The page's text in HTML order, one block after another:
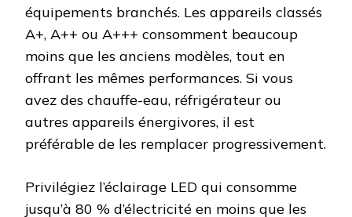
équipements branchés. Les appareils classés
A+, A++ ou A+++ consomment beaucoup
moins que les anciens modèles, tout en
offrant les mêmes performances. Si vous
avez des chauffe-eau, réfrigérateur ou
autres appareils énergivores, il est
préférable de les remplacer progressivement.
Privilégiez l’éclairage LED qui consomme
jusqu’à 80 % d’électricité en moins que les